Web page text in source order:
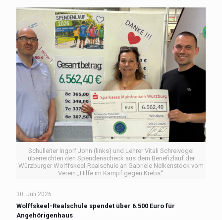
Schulleiter Ingolf John (links) und Lehrer Vitali Schreivogel
überreichten den Spendenscheck aus dem Benefizlauf der
Würzburger Wolffskeel-Realschule an Gabriele Nelkenstock vom
Verein „Hilfe im Kampf gegen Krebs“.
30. Juli 2026
Wolffskeel-Realschule spendet über 6.500 Euro für
Angehörigenhaus